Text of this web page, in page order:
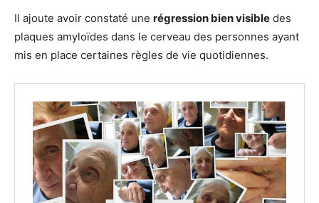
Il ajoute avoir constaté une régression bien visible des
plaques amyloïdes dans le cerveau des personnes ayant
mis en place certaines règles de vie quotidiennes.